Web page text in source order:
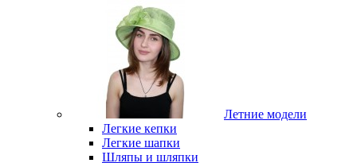
Летние модели
Легкие кепки
Легкие шапки
Шляпы и шляпки